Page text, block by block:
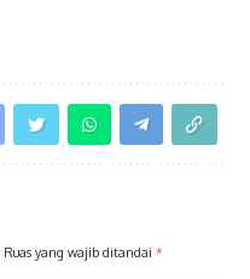
Ruas yang wajib ditandai *